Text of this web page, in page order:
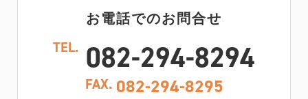
お電話でのお問合せ
TEL. 082-294-8294
FAX. 082-294-8295